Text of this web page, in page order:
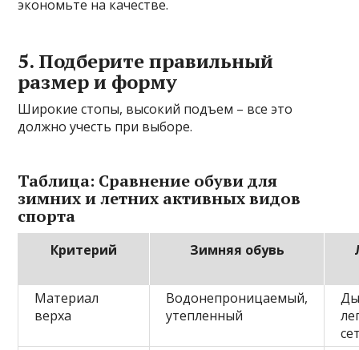
экономьте на качестве.
5. Подберите правильный
размер и форму
Широкие стопы, высокий подъем – все это
должно учесть при выборе.
Таблица: Сравнение обуви для
зимних и летних активных видов
спорта
Критерий Зимняя обувь
Материал
верха
Водонепроницаемый,
утепленный